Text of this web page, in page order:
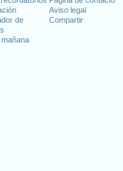
de
Aviso legal
Compartir